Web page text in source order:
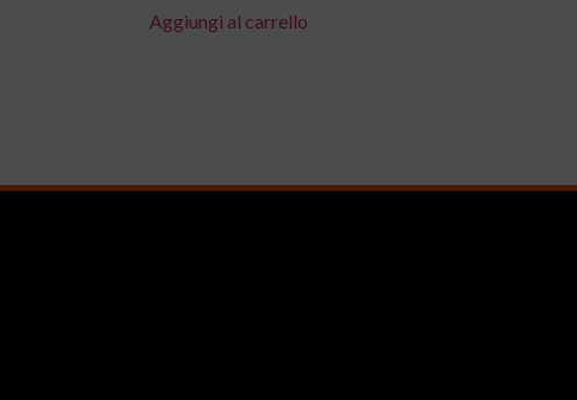
Aggiungi al carrello